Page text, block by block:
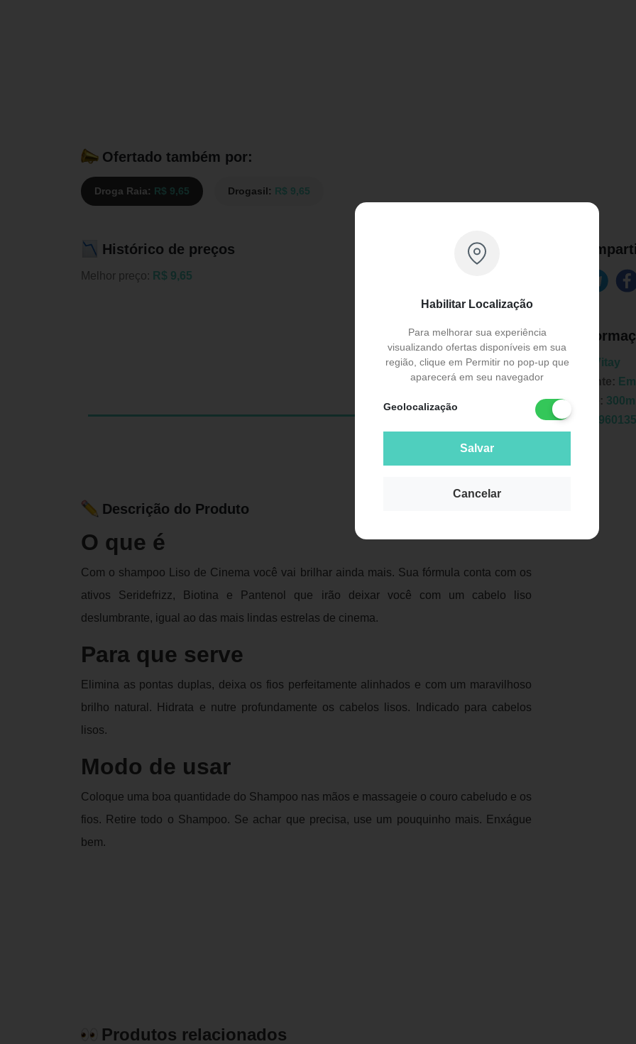
Habilitar Localização
Para melhorar sua experiência
visualizando ofertas disponíveis em sua
região, clique em Permitir no pop-up que
aparecerá em seu navegador
Geolocalização
Salvar
Cancelar
Ofertado também por:
Droga Raia: R$ 9,65 Drogasil: R$ 9,65
Histórico de preços
Melhor preço: R$ 9,65
Descrição do Produto
O que é
Com o shampoo Liso de Cinema você vai brilhar ainda mais. Sua fórmula conta com os
ativos Seridefrizz, Biotina e Pantenol que irão deixar você com um cabelo liso
deslumbrante, igual ao das mais lindas estrelas de cinema.
Para que serve
Elimina as pontas duplas, deixa os fios perfeitamente alinhados e com um maravilhoso
brilho natural. Hidrata e nutre profundamente os cabelos lisos. Indicado para cabelos
lisos.
Modo de usar
Coloque uma boa quantidade do Shampoo nas mãos e massageie o couro cabeludo e os
fios. Retire todo o Shampoo. Se achar que precisa, use um pouquinho mais. Enxágue
bem.
Marca:
Vitay
Fabricante:
Unidade: 300ml
EAN:
Produtos relacionados